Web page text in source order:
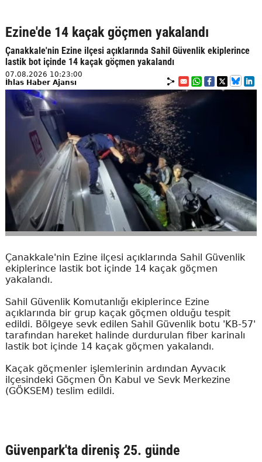
Ezine'de 14 kaçak göçmen yakalandı
Çanakkale'nin Ezine ilçesi açıklarında Sahil Güvenlik ekiplerince
lastik bot içinde 14 kaçak göçmen yakalandı
07.08.2026 10:23:00
İhlas Haber Ajansı
Çanakkale'nin Ezine ilçesi açıklarında Sahil Güvenlik
ekiplerince lastik bot içinde 14 kaçak göçmen
yakalandı.
Sahil Güvenlik Komutanlığı ekiplerince Ezine
açıklarında bir grup kaçak göçmen olduğu tespit
edildi. Bölgeye sevk edilen Sahil Güvenlik botu 'KB-57'
tarafından hareket halinde durdurulan fiber karinalı
lastik bot içinde 14 kaçak göçmen yakalandı.
Kaçak göçmenler işlemlerinin ardından Ayvacık
ilçesindeki Göçmen Ön Kabul ve Sevk Merkezine
(GÖKSEM) teslim edildi.
Güvenpark'ta direniş 25. günde